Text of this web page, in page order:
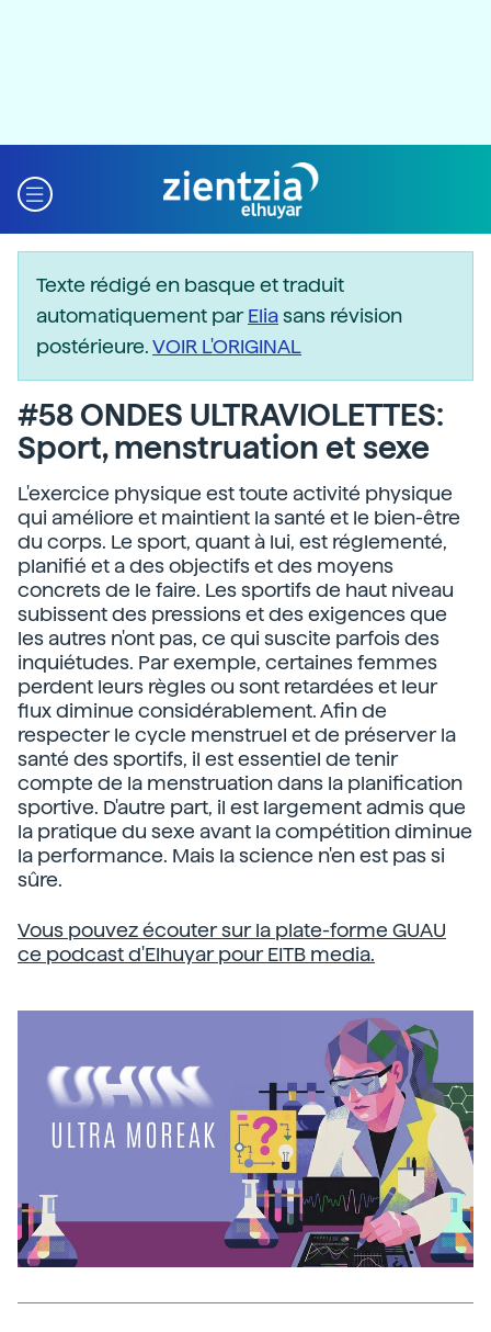
Texte rédigé en basque et traduit
automatiquement parEliasans révision
postérieure.VOIR L'ORIGINAL
#58 ONDES ULTRAVIOLETTES:
Sport, menstruation et sexe
L'exercice physique est toute activité physique
qui améliore et maintient la santé et le bien-être
du corps. Le sport, quant à lui, est réglementé,
planifié et a des objectifs et des moyens
concrets de le faire. Les sportifs de haut niveau
subissent des pressions et des exigences que
les autres n'ont pas, ce qui suscite parfois des
inquiétudes. Par exemple, certaines femmes
perdent leurs règles ou sont retardées et leur
flux diminue considérablement. Afin de
respecter le cycle menstruel et de préserver la
santé des sportifs, il est essentiel de tenir
compte de la menstruation dans la planification
sportive. D'autre part, il est largement admis que
la pratique du sexe avant la compétition diminue
la performance. Mais la science n'en est pas si
sûre.
Vous pouvez écouter sur la plate-forme GUAU
ce podcast d'Elhuyar pour EITB media.